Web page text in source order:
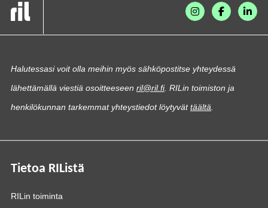
Halutessasi voit olla meihin myös sähköpostitse yhteydessä
lähettämällä viestiä osoitteeseen ril@ril.fi. RILin toimiston ja
henkilökunnan tarkemmat yhteystiedot löytyvättäältä
Tietoa RIListä
RILin toiminta